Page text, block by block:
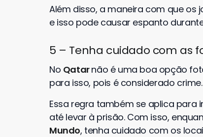
Além disso, a maneira com que os
e isso pode causar espanto
5 – Tenha cuidado com as
No Qatarnão é uma boa opção
para isso, pois é considerado crime.
Essa regra também se aplica para
até levar à prisão. Com isso,
Mundo, tenha cuidado com os